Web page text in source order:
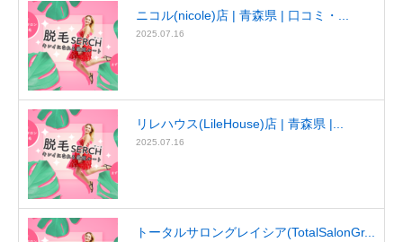
ニコル(nicole)店 | 青森県 | 口コミ・...
2025.07.16
リレハウス(LileHouse)店 | 青森県 |...
2025.07.16
トータルサロングレイシア(TotalSalonGr...